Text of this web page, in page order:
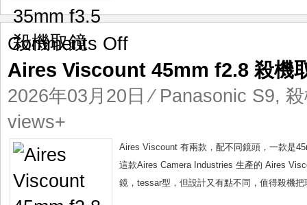
Comments Offon
Viscount
f2.8
取
鏡
Aires Viscount 45mm f2.8 殺機
2026年03月20日 ⁄ Panasonic S9,
views+
Aires Viscount 有兩款，配不同鏡頭，一款是
這款Aires Camera Industries 生產的 Aires
鏡，tessar型，但設計又有點不同，值得殺機